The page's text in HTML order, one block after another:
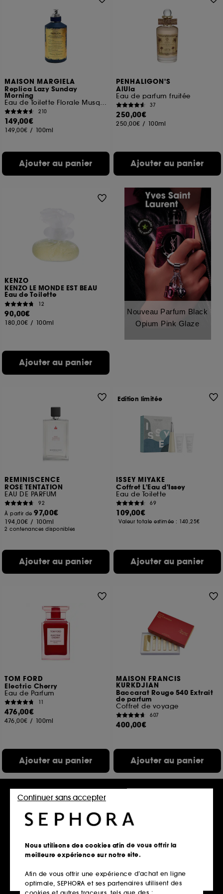
MAISON MARGIELA
Replica Lazy Sunday
Morning
Eau de Toilette Florale Musquée
210
149,00€
149,00€ / 100ml
Ajouter au panier
PENHALIGON'S
AlUla
Eau de parfum fruitée
37
250,00€
250,00€ / 100ml
Ajouter au panier
KENZO
KENZO LE MONDE EST BEAU
Eau de Toilette
12
90,00€
180,00€ / 100ml
Ajouter au panier
Nouveau Parfum Black
Opium Pink Glaze
REMINISCENCE
ROSE TENTATION
EAU DE PARFUM
92
À partir de97,00€
194,00€ / 100ml
2 contenances disponibles
Ajouter au panier
ISSEY MIYAKE
Coffret L'Eau d'Issey
Eau de Toilette
69
109,00€
Valeur totale estimée : 140,25€
Ajouter au panier
Edition limitée
TOM FORD
Electric Cherry
Eau de Parfum
11
476,00€
476,00€ / 100ml
Ajouter au panier
MAISON FRANCIS
KURKDJIAN
Baccarat Rouge 540 Extrait
de parfum
Coffret de voyage
607
400,00€
Ajouter au panier
ACQUA DI PARMA
Luce di Rosa
Eau de parfum
JULIETTE HAS A GUN
Lady Vengeance
Eau de Parfum
Nous utilisons des cookies afin de vous offrir la
meilleure expérience sur notre site.
Afin de vous offrir une expérience d’achat en ligne
optimale, SEPHORA et ses partenaires utilisent des
cookies et autres traceurs, tels que des :
Continuer sans accepter